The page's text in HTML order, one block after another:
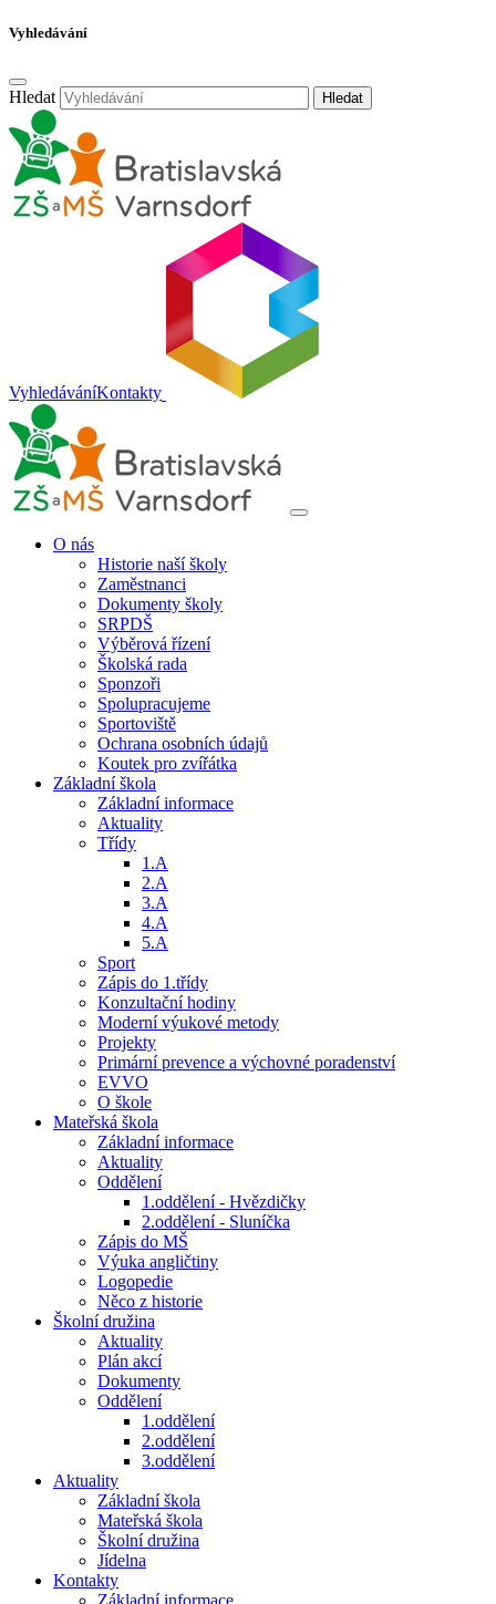
Vyhledávání
Hledat Hledat
VyhledáváníKontakty
O nás
Historie naší školy
Zaměstnanci
Dokumenty školy
SRPDŠ
Výběrová řízení
Školská rada
Sponzoři
Spolupracujeme
Sportoviště
Ochrana osobních údajů
Koutek pro zvířátka
Základní škola
Základní informace
Aktuality
Třídy
1.A
2.A
3.A
4.A
5.A
Sport
Zápis do 1.třídy
Konzultační hodiny
Moderní výukové metody
Projekty
Primární prevence a výchovné poradenství
EVVO
O škole
Mateřská škola
Základní informace
Aktuality
Oddělení
1.oddělení - Hvězdičky
2.oddělení - Sluníčka
Zápis do MŠ
Výuka angličtiny
Logopedie
Něco z historie
Školní družina
Aktuality
Plán akcí
Dokumenty
Oddělení
1.oddělení
2.oddělení
3.oddělení
Aktuality
Základní škola
Mateřská škola
Školní družina
Jídelna
Kontakty
Základní informace